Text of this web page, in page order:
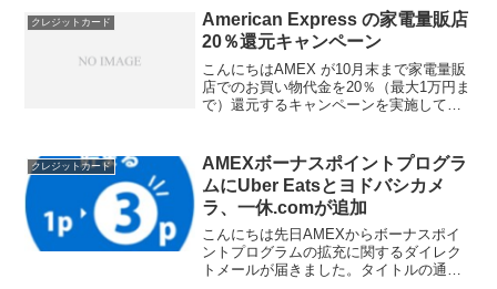
クレジットカード
American Express の家電量販店
20％還元キャンペーン
こんにちはAMEX が10月末まで家電量販
店でのお買い物代金を20％（最大1万円ま
で）還元するキャンペーンを実施してい
キャッシュバックされました！他社のキ
ャンペーンの還...
クレジットカード
AMEXボーナスポイントプログラ
ムにUber Eatsとヨドバシカメ
ラ、一休.comが追加
こんにちは先日AMEXからボーナスポイ
ントプログラムの拡充に関するダイレク
トメールが届きました。タイトルの通り